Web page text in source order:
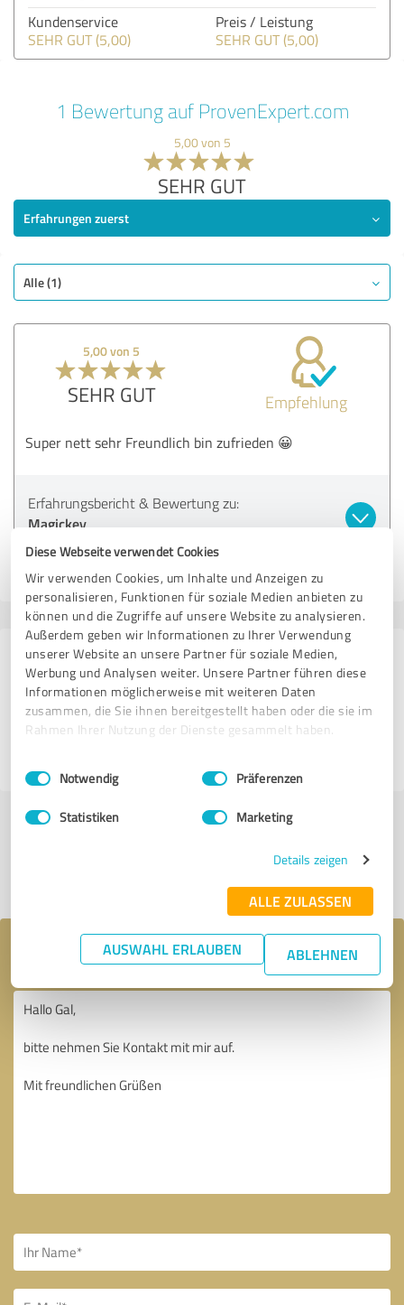
Diese Webseite verwendet Cookies
Wir verwenden Cookies, um Inhalte und Anzeigen zu
personalisieren, Funktionen für soziale Medien anbieten zu
können und die Zugriffe auf unsere Website zu analysieren.
Außerdem geben wir Informationen zu Ihrer Verwendung
unserer Website an unsere Partner für soziale Medien,
Werbung und Analysen weiter. Unsere Partner führen diese
Informationen möglicherweise mit weiteren Daten
zusammen, die Sie ihnen bereitgestellt haben oder die sie im
Rahmen Ihrer Nutzung der Dienste gesammelt haben.
Impressum Datenschutzbestimmungen
Einwilligungsauswahl
Notwendig Präferenzen
Statistiken Marketing
Details zeigen
ALLE ZULASSEN
AUSWAHL ERLAUBEN ABLEHNEN
Kundenservice
SEHR GUT (5,00)
Preis / Leistung
SEHR GUT (5,00)
1 Bewertung auf ProvenExpert.com
5,00 von 5
SEHR GUT
Erfahrungen zuerst
Alle (1)
5,00 von 5
SEHR GUT Empfehlung
Super nett sehr Freundlich bin zufrieden 😀
Erfahrungsbericht & Bewertung zu:
Magickey
439 Bewertungen aus
3 anderen Quellen
5,00 von 5
SEHR GUT
Ihre Nachricht an Magickey